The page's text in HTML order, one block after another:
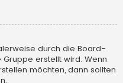
durch die Board-
erstellt wird. Wenn
möchten, dann sollten